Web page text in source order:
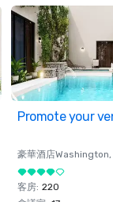
Promote your
豪華酒店Washington,
客房: 220